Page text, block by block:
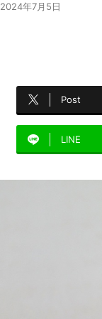
2024年7月5日
Post
LINE